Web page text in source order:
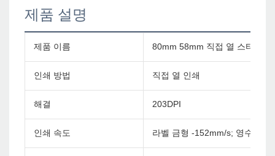
제품 설명
제품 이름 80mm 58mm 직접 열 스티커
인쇄 방법 직접 열 인쇄
해결 203DPI
인쇄 속도 라벨 금형 -152mm/s; 영수증